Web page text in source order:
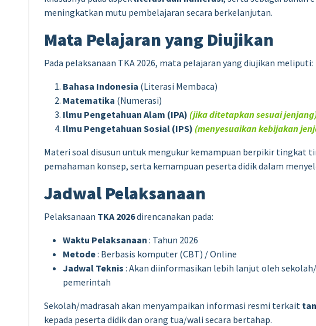
meningkatkan mutu pembelajaran secara berkelanjutan.
Mata Pelajaran yang Diujikan
Pada pelaksanaan TKA 2026, mata pelajaran yang diujikan meliputi:
Bahasa Indonesia (Literasi Membaca)
Matematika (Numerasi)
Ilmu Pengetahuan Alam (IPA) (jika ditetapkan sesuai
Ilmu Pengetahuan Sosial (IPS) (menyesuaikan kebijakan
Materi soal disusun untuk mengukur kemampuan berpikir tingkat
pemahaman konsep, serta kemampuan peserta didik dalam
Jadwal Pelaksanaan
Pelaksanaan TKA 2026direncanakan pada:
Waktu Pelaksanaan : Tahun 2026
Metode: Berbasis komputer (CBT) / Online
Jadwal Teknis : Akan diinformasikan lebih lanjut oleh
pemerintah
Sekolah/madrasah akan menyampaikan informasi resmi terkait
kepada peserta didik dan orang tua/wali secara bertahap.